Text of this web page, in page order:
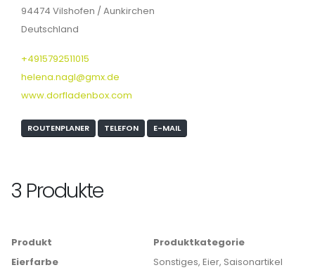
94474 Vilshofen / Aunkirchen
Deutschland
+4915792511015
helena.nagl@gmx.de
www.dorfladenbox.com
ROUTENPLANER TELEFON E-MAIL
3 Produkte
Produkt
Produktkategorie
Eierfarbe
Sonstiges, Eier, Saisonartikel